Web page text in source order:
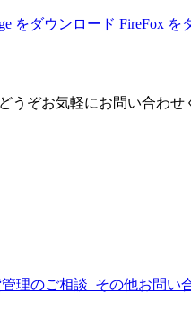
をダウンロード FireFox を
うぞお気軽にお問い合わ
理のご相談 その他お問い